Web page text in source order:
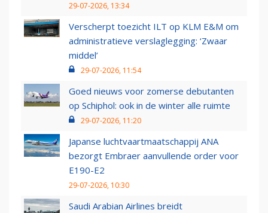
29-07-2026, 13:34
Verscherpt toezicht ILT op KLM E&M om
administratieve verslaglegging: ‘Zwaar
middel’
29-07-2026, 11:54
Goed nieuws voor zomerse debutanten
op Schiphol: ook in de winter alle ruimte
29-07-2026, 11:20
Japanse luchtvaartmaatschappij ANA
bezorgt Embraer aanvullende order voor
E190-E2
29-07-2026, 10:30
Saudi Arabian Airlines breidt